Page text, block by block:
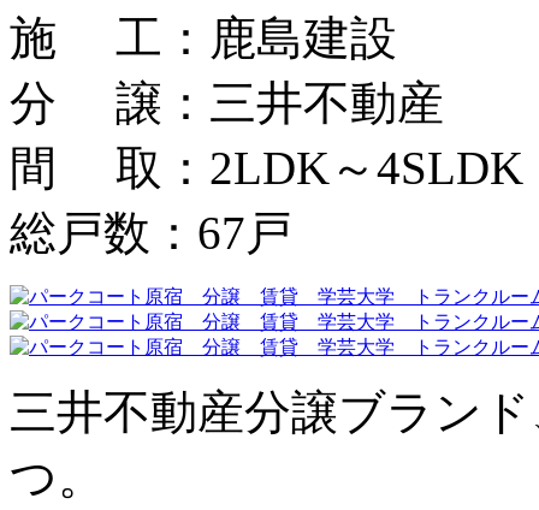
施 工：鹿島建設
分 譲：三井不動産
間 取：2LDK～4SLDK
総戸数：67戸
三井不動産分譲ブラン
つ。